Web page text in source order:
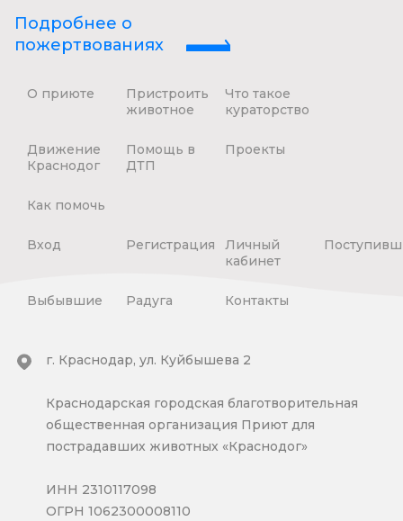
Подробнее о
пожертвованиях
О приюте
Пристроить
животное
Что такое
кураторство
Движение
Краснодог
Помощь в
ДТП
Проекты
Как помочь
Вход Регистрация
Личный
кабинет
Выбывшие Радуга Контакты
г. Краснодар, ул. Куйбышева 2
Краснодарская городская благотворительная
общественная организация Приют для
пострадавших животных «Краснодог»
ИНН 2310117098
ОГРН 1062300008110